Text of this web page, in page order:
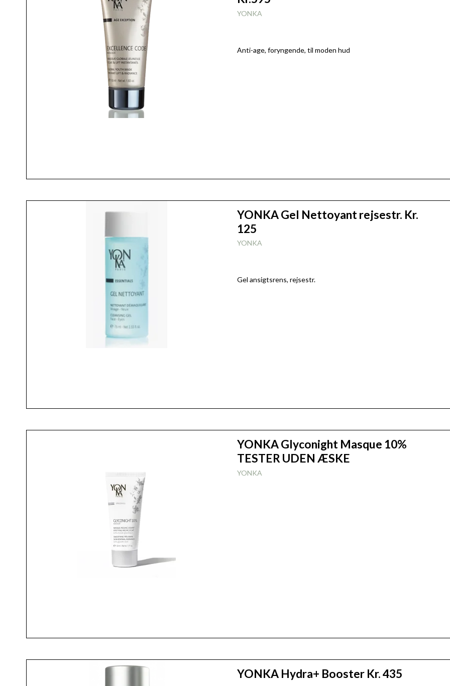
YONKA
Anti-age, foryngende, til moden hud
YONKA Gel Nettoyant rejsestr. Kr.
125
YONKA
Gel ansigtsrens, rejsestr.
YONKA Glyconight Masque 10%
TESTER UDEN ÆSKE
YONKA
YONKA Hydra+ Booster Kr. 435